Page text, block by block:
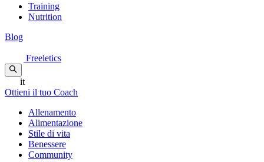
Training
Nutrition
Blog
Freeletics
it
Ottieni il tuo Coach
Allenamento
Alimentazione
Stile di vita
Benessere
Community